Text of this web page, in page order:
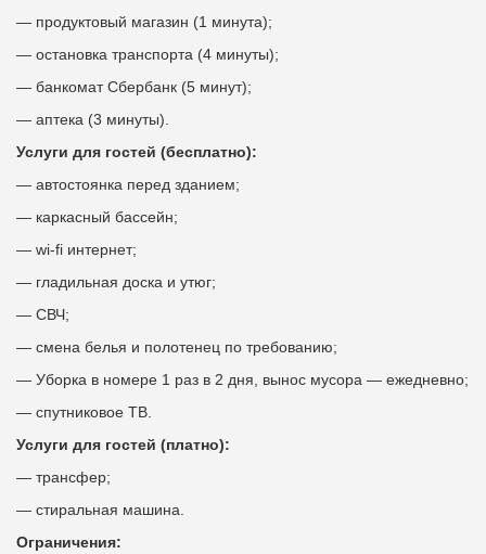
— продуктовый магазин (1 минута);
— остановка транспорта (4 минуты);
— банкомат Сбербанк (5 минут);
— аптека (3 минуты).
Услуги для гостей (бесплатно):
— автостоянка перед зданием;
— каркасный бассейн;
— wi-fi интернет;
— гладильная доска и утюг;
— СВЧ;
— смена белья и полотенец по требованию;
— Уборка в номере 1 раз в 2 дня, вынос мусора — ежедневно;
— спутниковое ТВ.
Услуги для гостей (платно):
— трансфер;
— стиральная машина.
Ограничения: